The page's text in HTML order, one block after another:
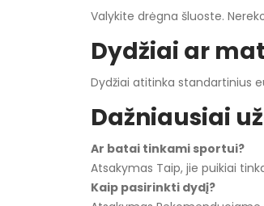
Valykite drėgna šluoste.
Dydžiai ar
Dydžiai atitinka standartinius
Dažniausiai
Ar batai tinkami sportui?
Atsakymas Taip, jie puikiai
Kaip pasirinkti dydį?